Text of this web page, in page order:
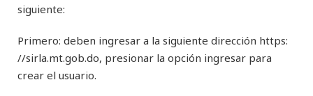
siguiente:
Primero: deben ingresar a la siguiente dirección https:
//sirla.mt.gob.do, presionar la opción ingresar para
crear el usuario.